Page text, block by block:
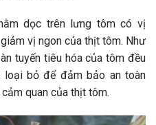
dọc trên lưng tôm có vị
vị ngon của thịt tôm. Như
tuyến tiêu hóa của tôm đều
loại bỏ để đảm bảo an toàn
quan của thịt tôm.